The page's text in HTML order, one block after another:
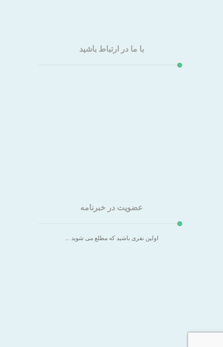
با ما در ارتباط باشید
عضویت در خبرنامه
اولین نفری باشید که مطلع می شوید ...